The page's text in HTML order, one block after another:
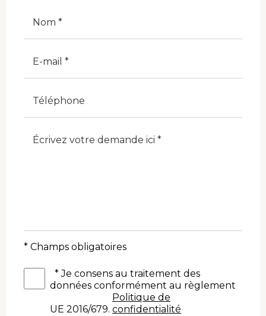
* Champs obligatoires
*Je consens au traitement des
données conformément au règlement
UE 2016/679.
Politique de
confidentialité